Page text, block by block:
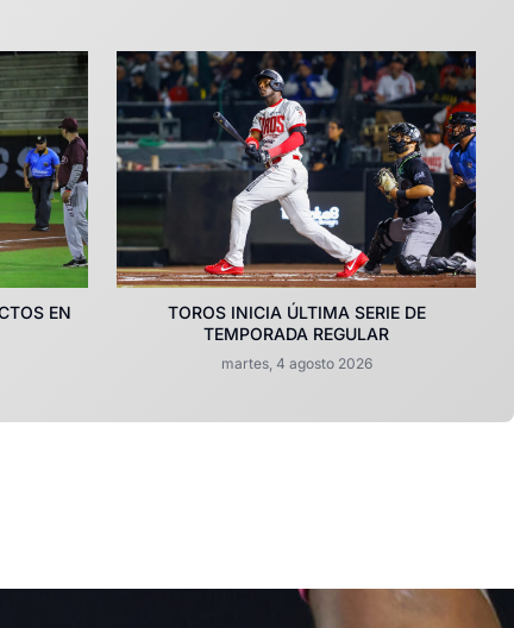
EN
TOROS INICIA ÚLTIMA SERIE DE
TEMPORADA REGULAR
martes, 4 agosto 2026